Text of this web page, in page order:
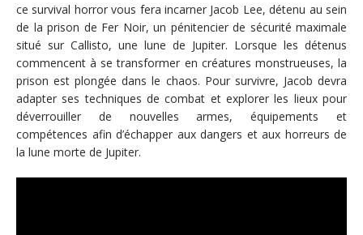
ce survival horror vous fera incarner Jacob Lee, détenu au sein
de la prison de Fer Noir, un pénitencier de sécurité maximale
situé sur Callisto, une lune de Jupiter. Lorsque les détenus
commencent à se transformer en créatures monstrueuses, la
prison est plongée dans le chaos. Pour survivre, Jacob devra
adapter ses techniques de combat et explorer les lieux pour
déverrouiller de nouvelles armes, équipements et
compétences afin d’échapper aux dangers et aux horreurs de
la lune morte de Jupiter.